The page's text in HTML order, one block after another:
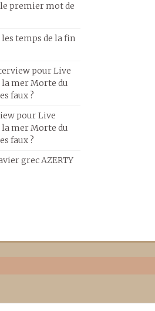
premier mot de
temps de la fin
pour Live
la mer Morte du
faux ?
pour Live
la mer Morte du
faux ?
grec AZERTY